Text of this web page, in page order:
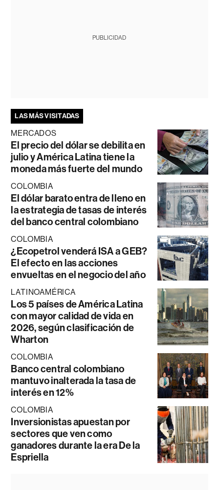
PUBLICIDAD
LAS MÁS VISITADAS
MERCADOS
El precio del dólar se debilita en
julio y América Latina tiene la
moneda más fuerte del mundo
COLOMBIA
El dólar barato entra de lleno en
la estrategia de tasas de interés
del banco central colombiano
COLOMBIA
¿Ecopetrol venderá ISA a GEB?
El efecto en las acciones
envueltas en el negocio del año
LATINOAMÉRICA
Los 5 países de América Latina
con mayor calidad de vida en
2026, según clasificación de
Wharton
COLOMBIA
Banco central colombiano
mantuvo inalterada la tasa de
interés en 12%
COLOMBIA
Inversionistas apuestan por
sectores que ven como
ganadores durante la era De la
Espriella